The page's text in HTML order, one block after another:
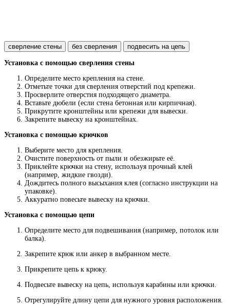
сверление стены без сверления подвесить на цепь
Установка с помощью сверления стены
Определите место крепления на стене.
Отметьте точки для сверления отверстий под крепежи.
Просверлите отверстия подходящего диаметра.
Вставьте дюбели (если стена бетонная или кирпичная).
Прикрутите кронштейны или крепежи для вывески.
Закрепите вывеску на кронштейнах.
Установка с помощью крючков
Выберите место для крепления.
Очистите поверхность от пыли и обезжирьте её.
Приклейте крючки на стену, используя прочный клей
(например, жидкие гвозди).
Дождитесь полного высыхания клея (согласно инструкции на
упаковке).
Аккуратно повесьте вывеску на крючки.
Установка с помощью цепи
Определите место для подвешивания (например, потолок или
балка).
Закрепите крюк или анкер в выбранном месте.
Прикрепите цепь к крюку.
Подвесьте вывеску на цепь, используя карабины или крючки.
Отрегулируйте длину цепи для нужного уровня расположения.